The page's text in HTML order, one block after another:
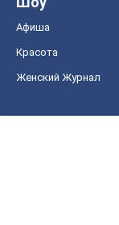
Афиша
Красота
Женский Журнал